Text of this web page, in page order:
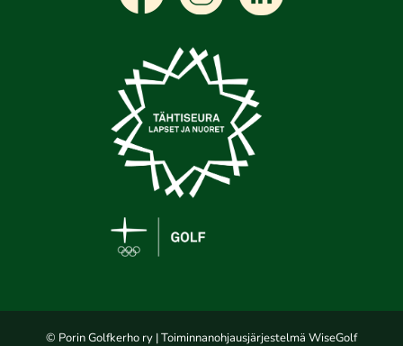
© Porin Golfkerho ry | Toiminnanohjausjärjestelmä WiseGolf